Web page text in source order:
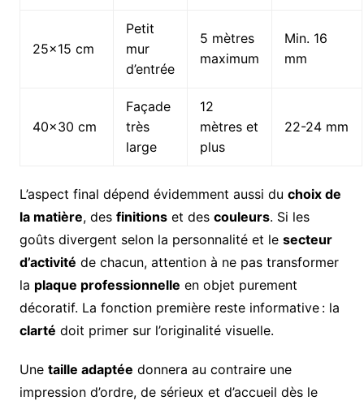
25×15 cm
Petit
mur
d’entrée
5 mètres
maximum
Min. 16
mm
40×30 cm
Façade
très
large
12
mètres et
plus
22-24 mm
L’aspect final dépend évidemment aussi du choix de
la matière, des finitionset des couleurs. Si les
goûts divergent selon la personnalité et le secteur
d’activité de chacun, attention à ne pas transformer
la plaque professionnelle en objet purement
décoratif. La fonction première reste informative : la
clarté doit primer sur l’originalité visuelle.
Une taille adaptée donnera au contraire une
impression d’ordre, de sérieux et d’accueil dès le